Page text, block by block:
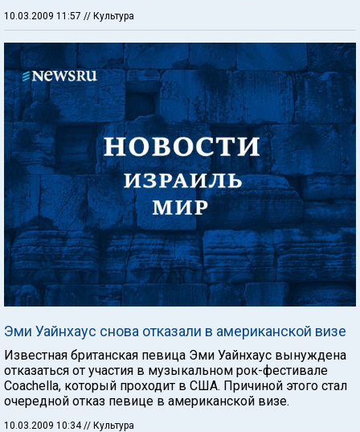
10.03.2009 11:57 // Культура
Эми Уайнхаус снова отказали в американской визе
Известная британская певица Эми Уайнхаус вынуждена
отказаться от участия в музыкальном рок-фестивале
Coachella, который проходит в США. Причиной этого стал
очередной отказ певице в американской визе.
10.03.2009 10:34// Культура